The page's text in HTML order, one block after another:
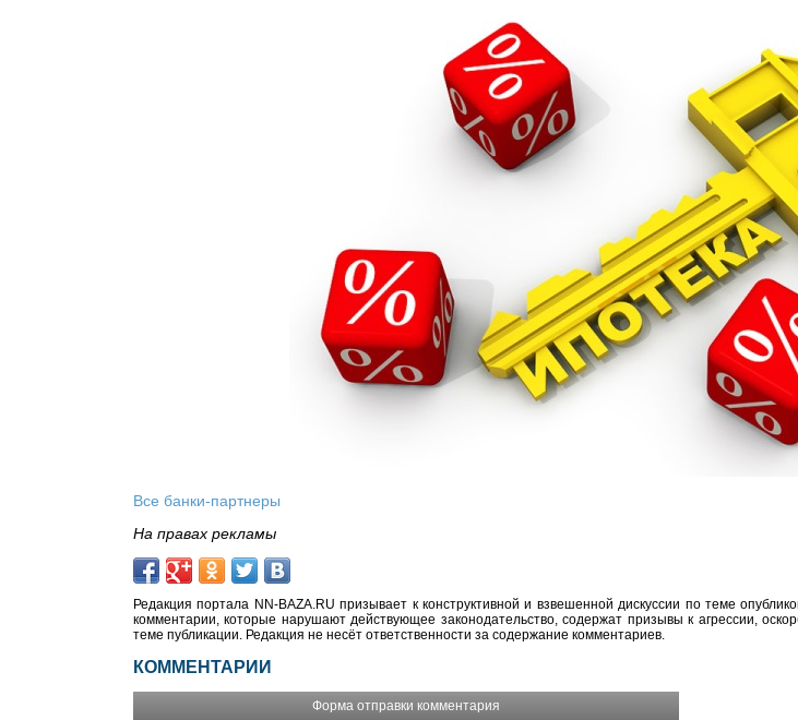
Все банки-партнеры
На правах рекламы
Редакция портала NN-BAZA.RU призывает к конструктивной и взвешенной дискуссии по теме
комментарии, которые нарушают действующее законодательство, содержат призывы к агрессии,
теме публикации. Редакция не несёт ответственности за содержание комментариев.
КОММЕНТАРИИ
Форма отправки комментария